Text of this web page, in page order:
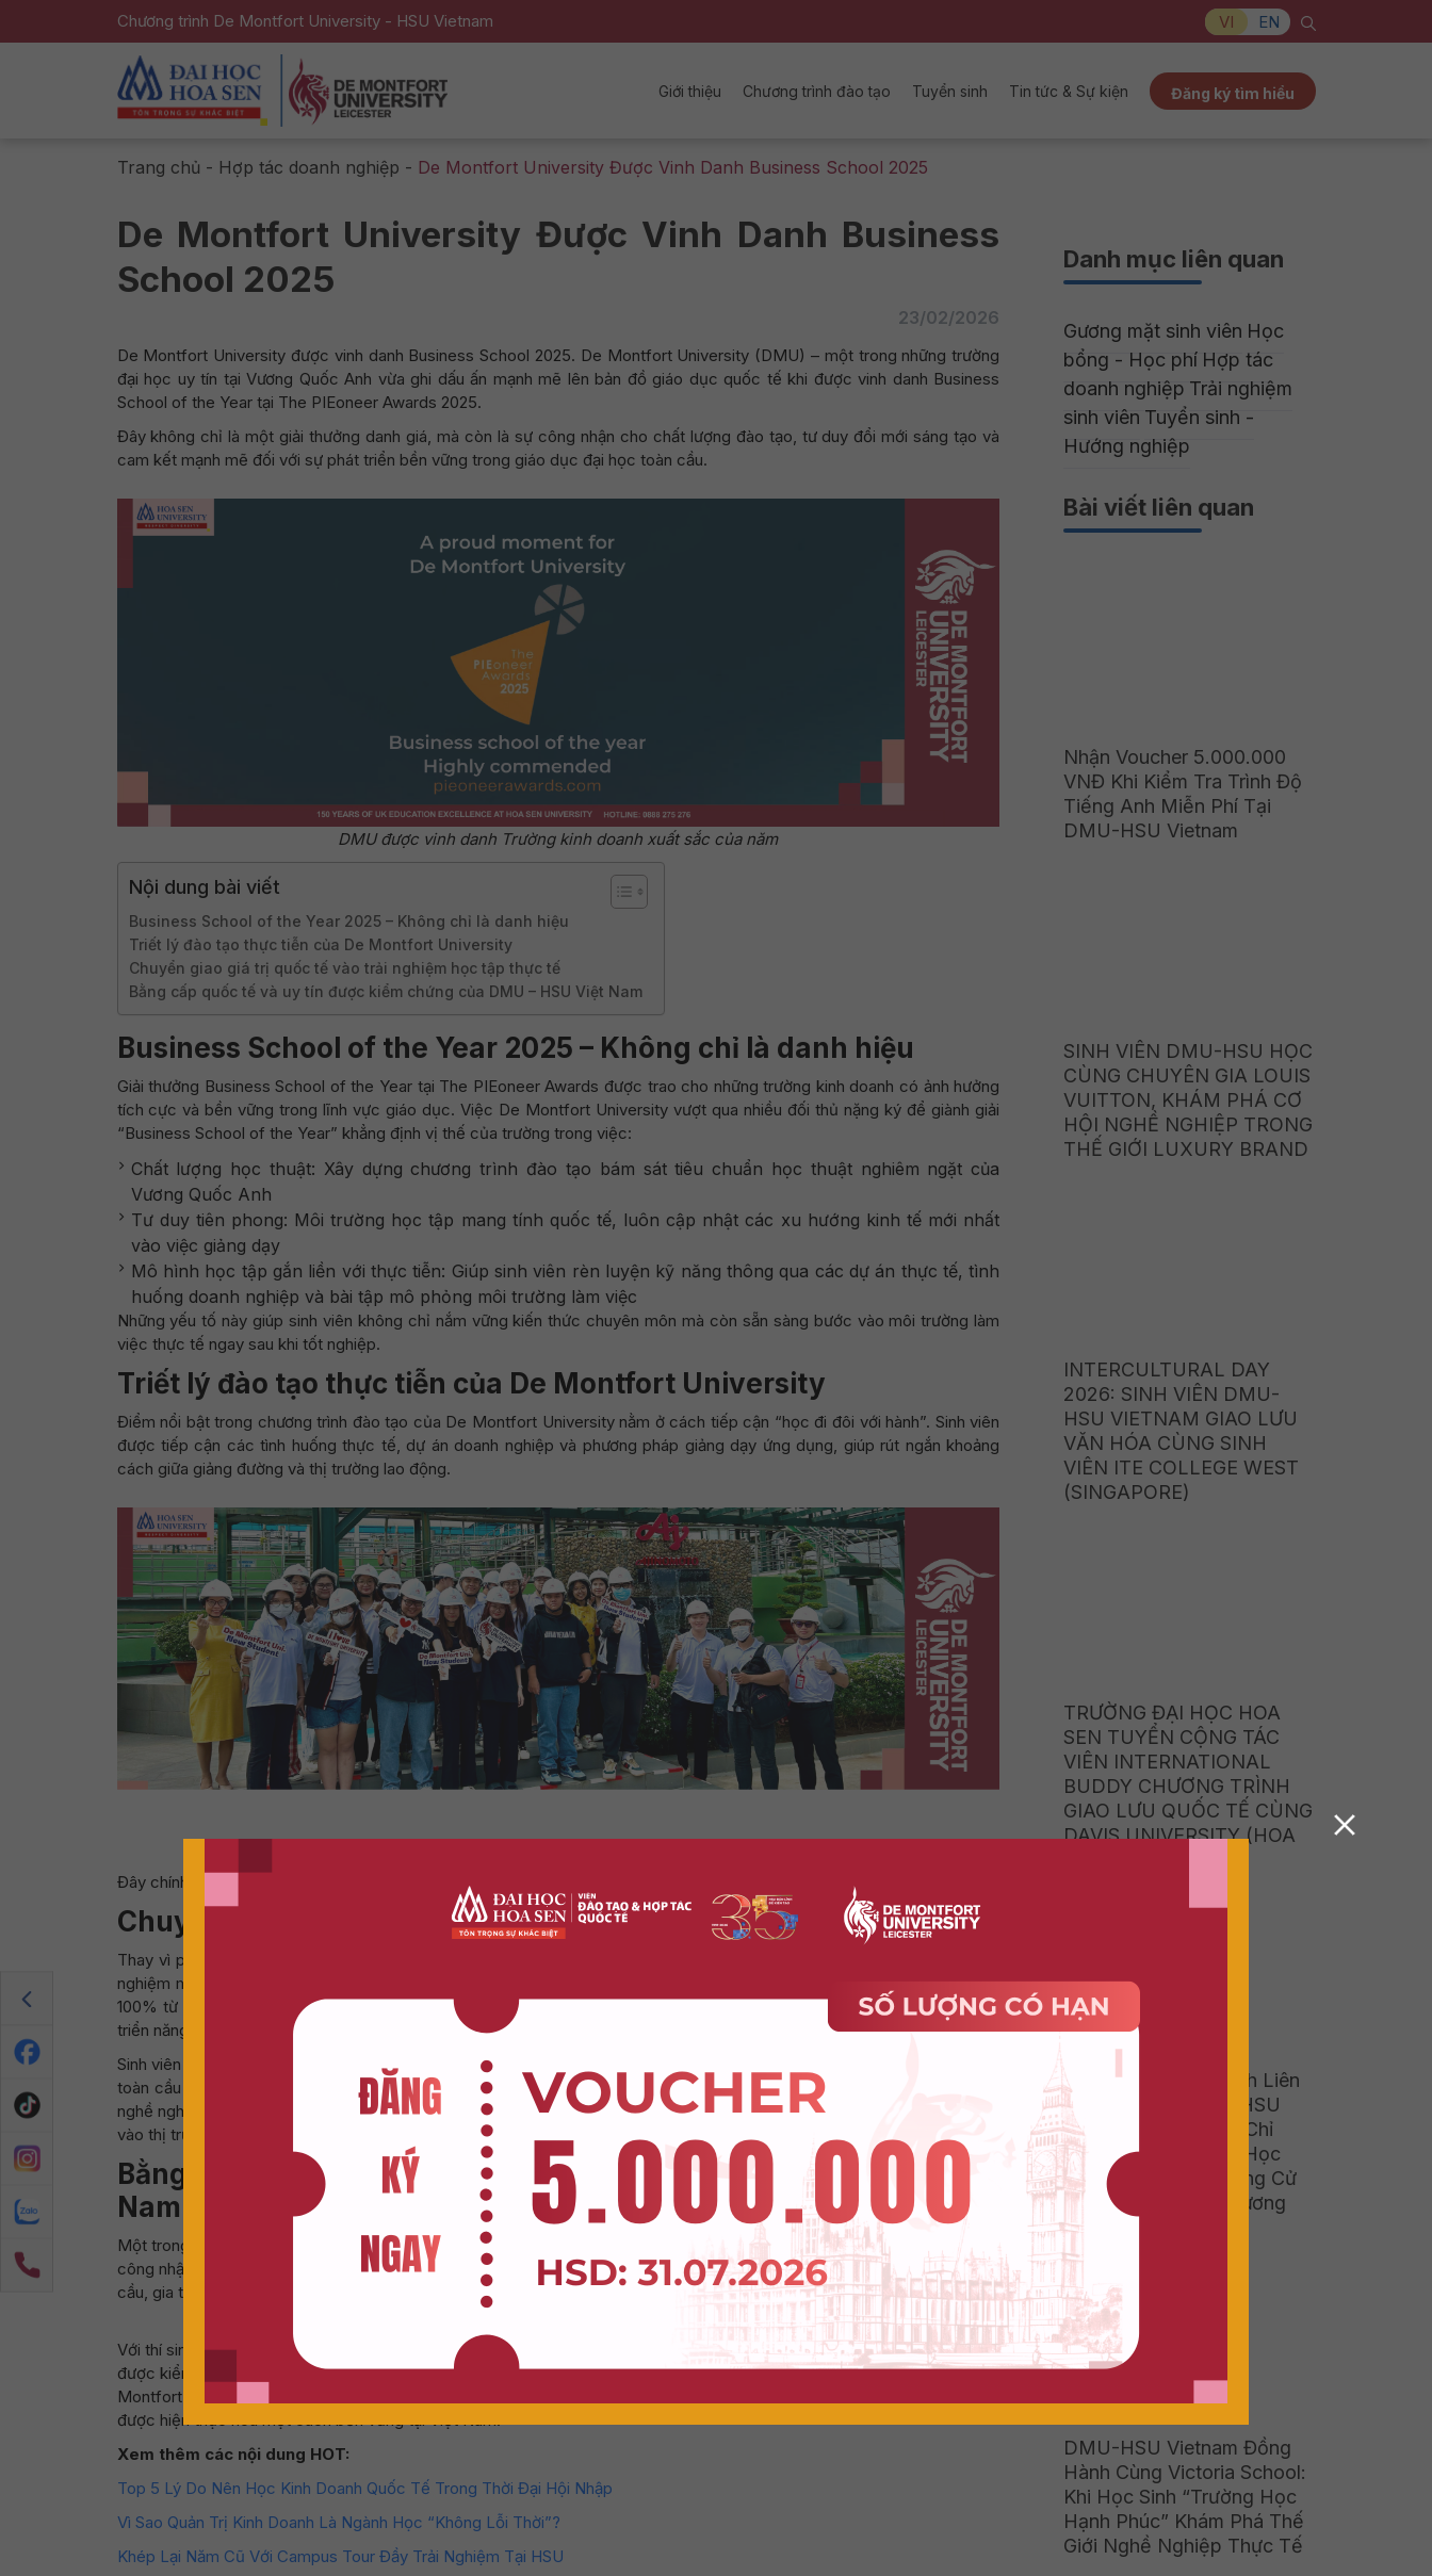
Chương trình De Montfort University - HSU Vietnam VI EN
Giới thiệu Chương trình đào tạo Tuyển sinh Tin tức & Sự kiện Đăng ký tìm hiểu
Trang chủ - Hợp tác doanh nghiệp - De Montfort University Được Vinh Danh Business School 2025
De Montfort University Được Vinh Danh Business
School 2025
23/02/2026
De Montfort University được vinh danh Business School 2025. De Montfort University (DMU) – một trong những trường
đại học uy tín tại Vương Quốc Anh vừa ghi dấu ấn mạnh mẽ lên bản đồ giáo dục quốc tế khi được vinh danh Business
School of the Year tại The PIEoneer Awards 2025.
Đây không chỉ là một giải thưởng danh giá, mà còn là sự công nhận cho chất lượng đào tạo, tư duy đổi mới sáng tạo và
cam kết mạnh mẽ đối với sự phát triển bền vững trong giáo dục đại học toàn cầu.
DMU được vinh danh Trường kinh doanh xuất sắc của năm
Nội dung bài viết
Business School of the Year 2025 – Không chỉ là danh hiệu
Triết lý đào tạo thực tiễn của De Montfort University
Chuyển giao giá trị quốc tế vào trải nghiệm học tập thực tế
Bằng cấp quốc tế và uy tín được kiểm chứng của DMU – HSU Việt Nam
Business School of the Year 2025 – Không chỉ là danh hiệu
Giải thưởng Business School of the Year tại The PIEoneer Awards được trao cho những trường kinh doanh có ảnh hưởng
tích cực và bền vững trong lĩnh vực giáo dục. Việc De Montfort University vượt qua nhiều đối thủ nặng ký để giành giải
“Business School of the Year” khẳng định vị thế của trường trong việc:
Chất lượng học thuật: Xây dựng chương trình đào tạo bám sát tiêu chuẩn học thuật nghiêm ngặt của
Vương Quốc Anh
Tư duy tiên phong: Môi trường học tập mang tính quốc tế, luôn cập nhật các xu hướng kinh tế mới nhất
vào việc giảng dạy
Mô hình học tập gắn liền với thực tiễn: Giúp sinh viên rèn luyện kỹ năng thông qua các dự án thực tế, tình
huống doanh nghiệp và bài tập mô phỏng môi trường làm việc
Những yếu tố này giúp sinh viên không chỉ nắm vững kiến thức chuyên môn mà còn sẵn sàng bước vào môi trường làm
việc thực tế ngay sau khi tốt nghiệp.
Triết lý đào tạo thực tiễn của De Montfort University
Điểm nổi bật trong chương trình đào tạo của De Montfort University nằm ở cách tiếp cận “học đi đôi với hành”. Sinh viên
được tiếp cận các tình huống thực tế, dự án doanh nghiệp và phương pháp giảng dạy ứng dụng, giúp rút ngắn khoảng
cách giữa giảng đường và thị trường lao động.
Đây chính là nền tảng giúp sinh viên DMU có lợi thế cạnh tranh rõ rệt trong hành trình sự nghiệp sau này.
Chuyển giao giá trị quốc tế vào trải nghiệm học tập thực tế
Thay vì phải di chuyển đến một đất nước xa lạ để học tập, sinh viên De Montfort University – HSU Vietnam có thể trải
nghiệm môi trường học tập chuẩn quốc tế ngay tại trung tâm Tp.HCM, được tiếp cận giáo trình chuyển giao trực tiếp
100% từ De Montfort University. Phương pháp dạy học được triển khai theo mô hình học tập ứng dụng, chú trọng phát
triển năng lực làm việc và khả năng thích ứng với môi trường nghề nghiệp hiện đại.
Sinh viên theo học chương trình DMU – HSU được tiếp cận nền tảng kiến thức quốc tế ngay tại Việt Nam, rèn luyện tư duy
toàn cầu trong môi trường học tập mang tính hội nhập, từ đó phát triển toàn diện cả kiến thức chuyên môn lẫn kỹ năng
nghề nghiệp. Sự kết hợp hài hòa giữa chuẩn đào tạo quốc tế và bối cảnh đào tạo trong nước giúp sinh viên sẵn sàng bước
vào thị trường lao động ngay sau tốt nghiệp.
Bằng cấp quốc tế và uy tín được kiểm chứng của DMU – HSU Việt
Nam
Một trong những điểm nổi bật của chương trình DMU – HSU Việt Nam là bằng cấp do De Montfort University cấp, được
công nhận rộng rãi trên phạm vi quốc tế. Đây là lợi thế quan trọng giúp sinh viên mở rộng cơ hội học tập và làm việc toàn
cầu, gia tăng sức cạnh tranh trên thị trường lao động và tự tin phát triển sự nghiệp trong môi trường quốc tế.
Với thí sinh và phụ huynh, lựa chọn DMU – HSU Vietnam không chỉ là chọn một nơi học, mà là chọn chất lượng đào tạo đã
được kiểm chứng. Danh hiệu Business School of the Year 2025 chính là minh chứng rõ ràng cho cam kết lâu dài của De
Montfort University trong việc đào tạo nguồn nhân lực chất lượng cao, và DMU – HSU Vietnam là nơi những giá trị đó
được hiện thực hóa một cách bền vững tại Việt Nam.
Xem thêm các nội dung HOT:
Top 5 Lý Do Nên Học Kinh Doanh Quốc Tế Trong Thời Đại Hội Nhập
Vì Sao Quản Trị Kinh Doanh Là Ngành Học “Không Lỗi Thời”?
Khép Lại Năm Cũ Với Campus Tour Đầy Trải Nghiệm Tại HSU
Danh mục liên quan
Gương mặt sinh viên Học
bổng - Học phí Hợp tác
doanh nghiệp Trải nghiệm
sinh viên Tuyển sinh -
Hướng nghiệp
Bài viết liên quan
Nhận Voucher 5.000.000
VNĐ Khi Kiểm Tra Trình Độ
Tiếng Anh Miễn Phí Tại
DMU-HSU Vietnam
SINH VIÊN DMU-HSU HỌC
CÙNG CHUYÊN GIA LOUIS
VUITTON, KHÁM PHÁ CƠ
HỘI NGHỀ NGHIỆP TRONG
THẾ GIỚI LUXURY BRAND
INTERCULTURAL DAY
2026: SINH VIÊN DMU-
HSU VIETNAM GIAO LƯU
VĂN HÓA CÙNG SINH
VIÊN ITE COLLEGE WEST
(SINGAPORE)
TRƯỜNG ĐẠI HỌC HOA
SEN TUYỂN CỘNG TÁC
VIÊN INTERNATIONAL
BUDDY CHƯƠNG TRÌNH
GIAO LƯU QUỐC TẾ CÙNG
DAVIS UNIVERSITY (HOA
Học Phí Chương Trình Liên
Kết Quốc Tế DMU-HSU
Vietnam Năm 2026: Chỉ
Bằng 1/5 Chi Phí Du Học
Nhưng Vẫn Nhận Bằng Cử
Nhân Quốc Tế Từ Vương
Quốc Anh
DMU-HSU Vietnam Đồng
Hành Cùng Victoria School:
Khi Học Sinh “Trường Học
Hạnh Phúc” Khám Phá Thế
Giới Nghề Nghiệp Thực Tế